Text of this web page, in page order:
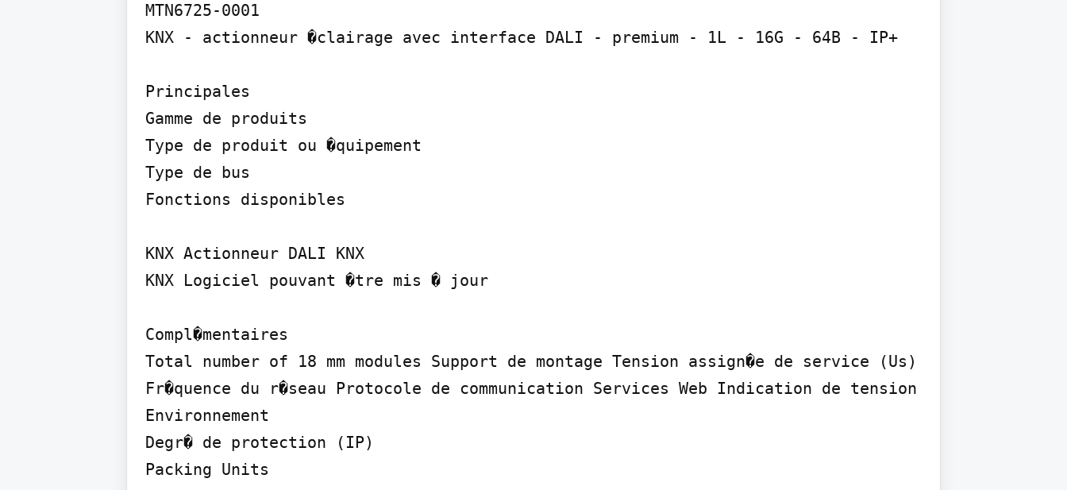
MTN6725-0001
KNX - actionneur �clairage avec interface DALI - premium - 1L - 16G - 64B - IP+
Principales
Gamme de produits
Type de produit ou �quipement
Type de bus
Fonctions disponibles
KNX Actionneur DALI KNX
KNX Logiciel pouvant �tre mis � jour
Compl�mentaires
Total number of 18 mm modules Support de montage Tension assign�e de service (Us)
Fr�quence du r�seau Protocole de communication Services Web Indication de tension
Environnement
Degr� de protection (IP)
Packing Units